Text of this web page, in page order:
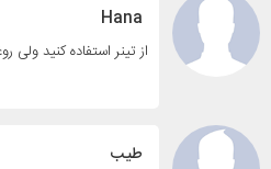
Hana
از تینر استفاده کنید
طیب